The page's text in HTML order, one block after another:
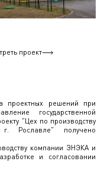
проект
проектных решений при
государственной
"Цех по производству
г. Рославле" получено
компании ЭНЭКА и
и согласовании